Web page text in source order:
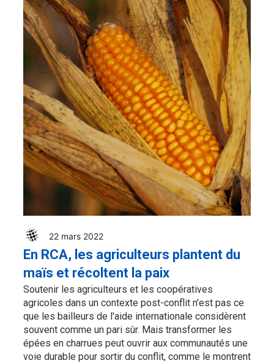
22 mars 2022
En RCA, les agriculteurs plantent du
maïs et récoltent la paix
Soutenir les agriculteurs et les coopératives
agricoles dans un contexte post-conflit n'est pas ce
que les bailleurs de l'aide internationale considèrent
souvent comme un pari sûr. Mais transformer les
épées en charrues peut ouvrir aux communautés une
voie durable pour sortir du conflit, comme le montrent